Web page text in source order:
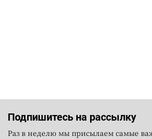
Подпишитесь на рассылку
Раз в неделю мы присылаем самые